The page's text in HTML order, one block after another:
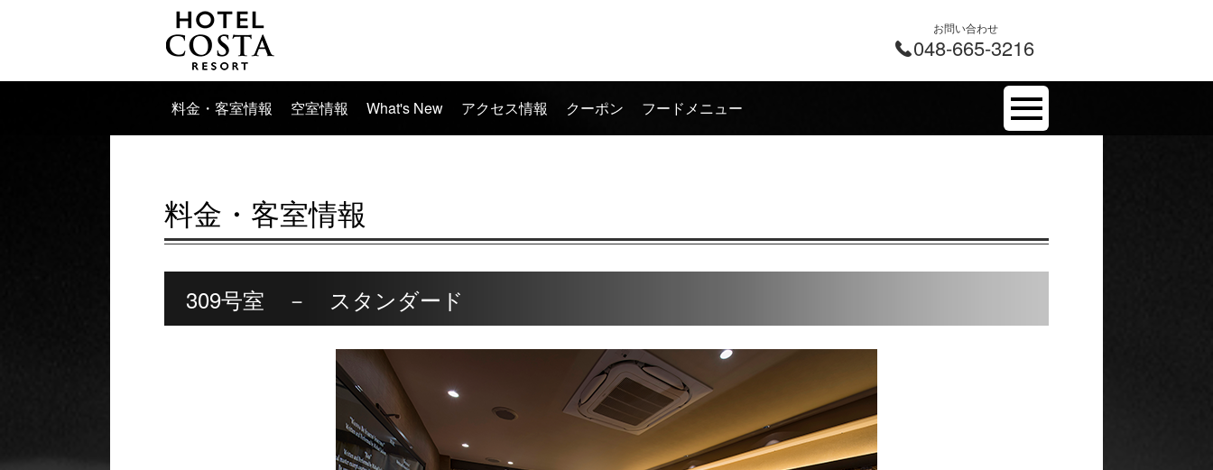
お問い合わせ
048-665-3216
料金・客室情報 空室情報 What's New アクセス情報 クーポン フードメニュー
料金・客室情報
309号室 － スタンダード